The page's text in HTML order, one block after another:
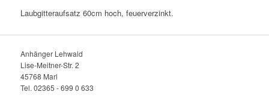
Laubgitteraufsatz 60cm hoch, feuerverzinkt.
Anhänger Lehwald
Lise-Meitner-Str. 2
45768 Marl
Tel. 02365 - 699 0 633